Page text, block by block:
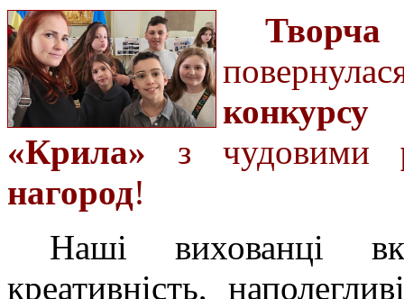
конкурсу
«Крила» з чудовими
нагород!
Наші вихованці
креативність,